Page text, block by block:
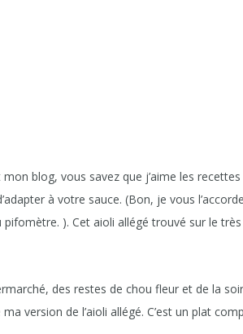
blog, vous savez que j’aime les
à votre sauce. (Bon, je vous
). Cet aioli allégé trouvé sur le
des restes de chou fleur et de la
version de l’aioli allégé. C’est un plat